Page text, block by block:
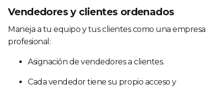
Vendedores y clientes ordenados
Maneja a tu equipo y tus clientes como una empresa
profesional:
Asignación de vendedores a clientes.
Cada vendedor tiene su propio acceso y